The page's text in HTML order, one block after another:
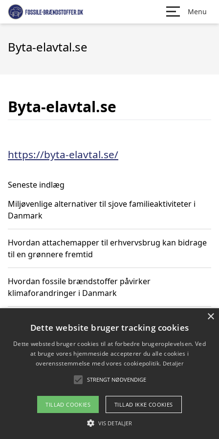
Menu
Byta-elavtal.se
Byta-elavtal.se
https://byta-elavtal.se/
Seneste indlæg
Miljøvenlige alternativer til sjove familieaktiviteter i
Danmark
Hvordan attachemapper til erhvervsbrug kan bidrage
til en grønnere fremtid
Hvordan fossile brændstoffer påvirker
klimaforandringer i Danmark
klimaændringer
Hvordan citater om fossile brændstoffer kan ændre
Copyright 2026 - Pilanto Aps
Om / kontakt
×
Dette website bruger tracking cookies
Dette websted bruger cookies til at forbedre brugeroplevelsen. Ved
at bruge vores hjemmeside accepterer du alle cookies i
overensstemmelse med vores cookiepolitik. Detaljer
STRENGT NØDVENDIGE
TILLAD COOKIES TILLAD IKKE COOKIES
VIS DETALJER